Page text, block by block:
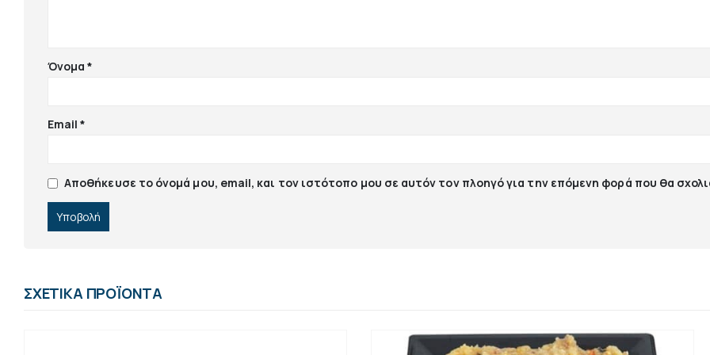
Όνομα*
Email*
Αποθήκευσε το όνομά μου, email, και τον ιστότοπο μου σε αυτόν τον πλοηγό για την επόμενη φορά που θα
ΣΧΕΤΙΚΆ ΠΡΟΪΌΝΤΑ